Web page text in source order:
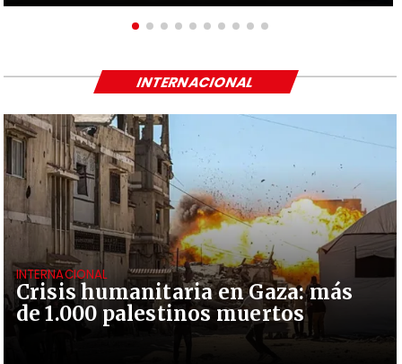
Crisis humanitaria en Gaza: más
de 1.000 palestinos muertos
INTERNACIONAL
INTERNACIONAL